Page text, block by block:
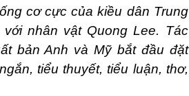
cơ cực của kiều dân Trung
nhân vật Quong Lee. Tác
bản Anh và Mỹ bắt đầu đặt
tiểu thuyết, tiểu luận, thơ,